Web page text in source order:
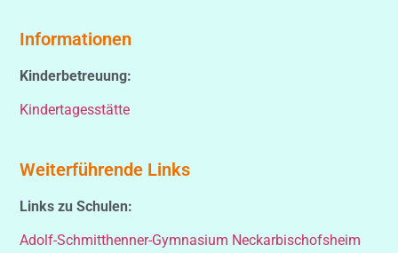
Informationen
Kinderbetreuung:
Kindertagesstätte
Weiterführende Links
Links zu Schulen:
Adolf-Schmitthenner-Gymnasium Neckarbischofsheim